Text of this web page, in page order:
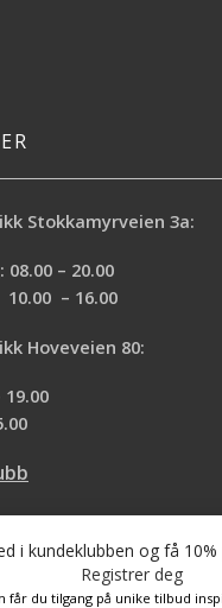
Stokkamyrveien 3a:
– 20.00
– 16.00
Hoveveien 80:
i kundeklubben og få
Registrer deg
får du tilgang på unike tilbud